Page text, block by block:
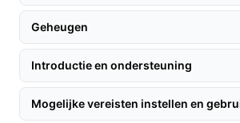
Installatie & setup
1. Bevestig de camera aan de muur of
het meegeleverde montagemateriaal.
2. Sluit de camera aan op de netstroom
bijgeleverde USB-kabel.
3. Download de app op je smartphone
Geheugen
Introductie en ondersteuning
Mogelijke vereisten instellen en